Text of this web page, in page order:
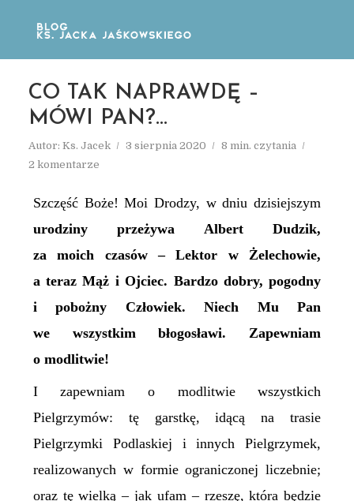
CO TAK NAPRAWDĘ –
MÓWI PAN?…
Autor: Ks. Jacek 3 sierpnia 2020
8 min. czytania
2 komentarze
Szczęść Boże! Moi Drodzy, w dniu dzisiejszym
urodziny przeżywa Albert Dudzik,
za moich czasów – Lektor w Żelechowie,
a teraz Mąż i Ojciec. Bardzo dobry, pogodny
i pobożny Człowiek. Niech Mu Pan
we wszystkim błogosławi. Zapewniam
o modlitwie!
I zapewniam o modlitwie wszystkich
Pielgrzymów: tę garstkę, idącą na trasie
Pielgrzymki Podlaskiej i innych Pielgrzymek,
realizowanych w formie ograniczonej liczebnie;
oraz tę wielką – jak ufam – rzeszę, która będzie